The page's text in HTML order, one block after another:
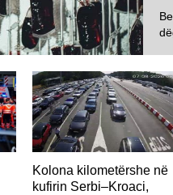
Kolona kilometërshe në
kufirin Serbi–Kroaci,